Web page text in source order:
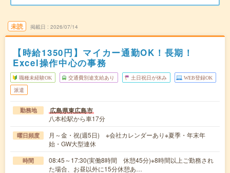
未読 掲載日 2026/07/14
【時給1350円】マイカー通勤OK！長期！
Excel操作中心の事務
職種未経験OK 交通費別途支給あり 土日祝日が休み WEB登録OK
派遣
勤務地 広島県東広島市
八本松駅から車17分
曜日頻度
月～金・祝(週5日) ※会社カレンダーあり※夏季・年末年
始・GW大型連休
時間
08:45～17:30(実働8時間 休憩45分)※8時間以上ご勤務され
た場合、お昼以外に15分休憩あ…